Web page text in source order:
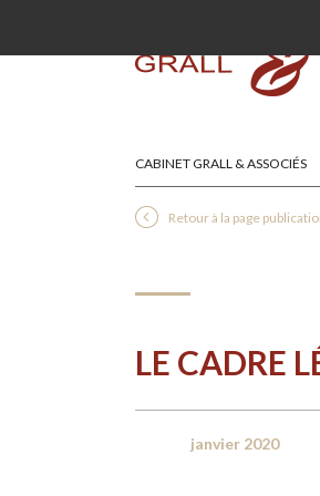
CABINET GRALL & ASSOCIÉS
Retour à la page
LE CADRE
janvier 2020